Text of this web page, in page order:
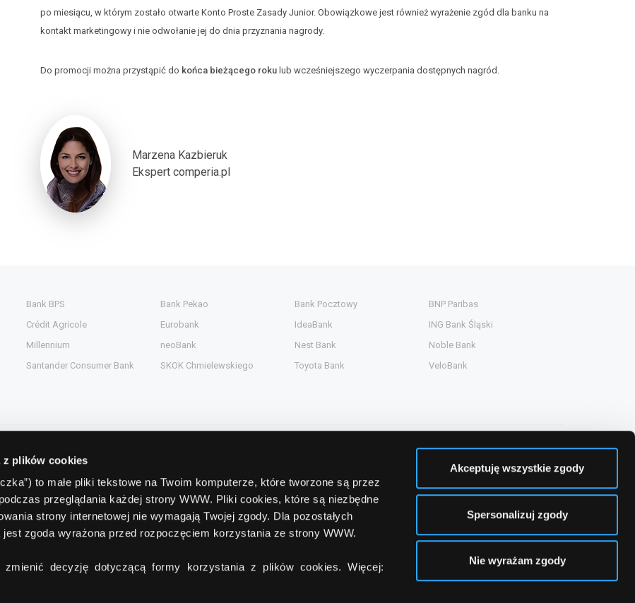
plików cookies
to małe pliki tekstowe na Twoim komputerze, które tworzone są przez
przeglądania każdej strony WWW. Pliki cookies, które są niezbędne
strony internetowej nie wymagają Twojej zgody. Dla pozostałych
zgoda wyrażona przed rozpoczęciem korzystania ze strony WWW.
decyzję dotyczącą formy korzystania z plików cookies. Więcej:
Akceptuję wszystkie zgody
Spersonalizuj zgody
Nie wyrażam zgody
po miesiącu, w którym zostało otwarte Konto Proste Zasady Junior. Obowiązkowe jest również wyrażenie zgód dla banku na
kontakt marketingowy i nie odwołanie jej do dnia przyznania nagrody.
Do promocji można przystąpić do końca bieżącego roku lub wcześniejszego wyczerpania dostępnych nagród.
Marzena Kazbieruk
Ekspert comperia.pl
Bank BPS Bank Pekao Bank Pocztowy
BNP Paribas
Crédit Agricole Eurobank IdeaBank
ING Bank Śląski
Millennium neoBank Nest Bank
Noble Bank
Santander Consumer Bank SKOK Chmielewskiego Toyota Bank
VeloBank
Comperia.pl S.A.
ul. Konstruktorska 13
(wejście C)
tel./fax:+48 22 642 91 19